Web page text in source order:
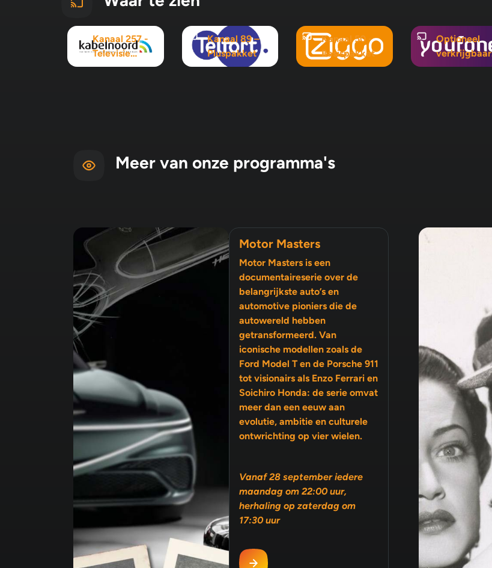
Kanaal 257 -
Televisie
Maximaal
Kanaal 89 –
Pluspakket
Kanaal 50 -
Basispakket
Optioneel
verkrijgbaar
in Mix 5, Mix
Meer van onze programma's
Motor Masters
Motor Masters is een
documentaireserie over de
belangrijkste auto’s en
automotive pioniers die de
autowereld hebben
getransformeerd. Van
iconische modellen zoals de
Ford Model T en de Porsche 911
tot visionairs als Enzo Ferrari en
Soichiro Honda: de serie omvat
meer dan een eeuw aan
evolutie, ambitie en culturele
ontwrichting op vier wielen.
Vanaf 28 september iedere
maandag om 22:00 uur,
herhaling op zaterdag om
17:30 uur